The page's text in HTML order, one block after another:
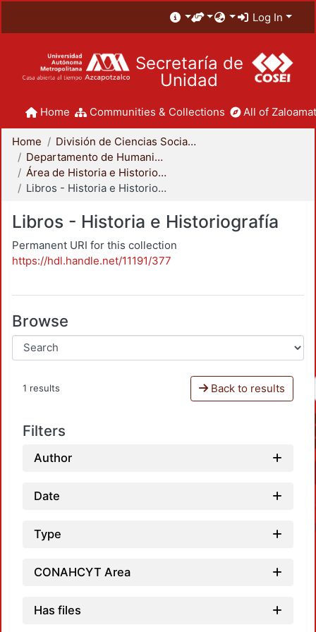
Log In
Secretaría de
Unidad
Home Communities & Collections All of
Home
División de Ciencias Sociales y Humanidades
Departamento de Humanidades
Área de Historia e Historiografía
Libros - Historia e Historiografía
Libros - Historia e Historiografía
Permanent URI for this collection
https://hdl.handle.net/11191/377
Browse
1 results Back to results
Filters
Author
Date
Type
CONAHCYT Area
Has files